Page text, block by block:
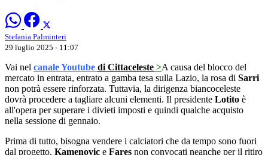
Stefania Palminteri
29 luglio 2025 - 11:07
Vai nel canale Youtube di Cittaceleste >A causa del blocco del
mercato in entrata, entrato a gamba tesa sulla Lazio, la rosa di Sarri
non potrà essere rinforzata. Tuttavia, la dirigenza biancoceleste
dovrà procedere a tagliare alcuni elementi. Il presidente Lotito è
all'opera per superare i divieti imposti e quindi qualche acquisto
nella sessione di gennaio.
Prima di tutto, bisogna vendere i calciatori che da tempo sono fuori
dal progetto. Kamenovic e Fares non convocati neanche per il ritiro